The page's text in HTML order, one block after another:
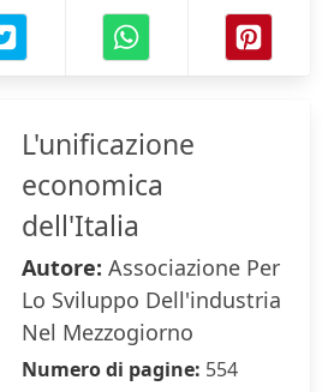
L'unificazione
economica
dell'Italia
Autore: Associazione Per
Lo Sviluppo Dell'industria
Nel Mezzogiorno
Numero di pagine: 554